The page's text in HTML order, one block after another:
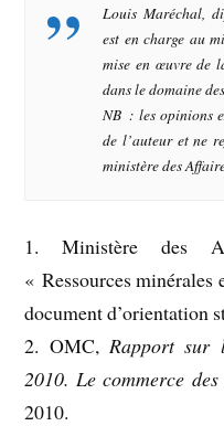
Louis Maréchal,
est en charge au
mise en œuvre de
dans le domaine
NB : les opinions
de l’auteur et ne
ministère des
1. Ministère des
« Ressources
document d’orientation
2. OMC,Rapport sur
2010. Le commerce
2010.